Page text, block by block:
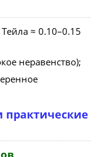
≈ 0.10–0.15
неравенство);